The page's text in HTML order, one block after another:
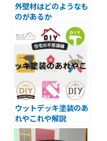
外壁材はどのようなも
のがあるか
ウットデッキ塗装のあ
れやこれや解説